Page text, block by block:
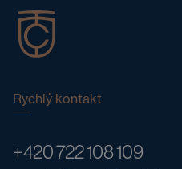
Rychlý kontakt
+420 722 108 109